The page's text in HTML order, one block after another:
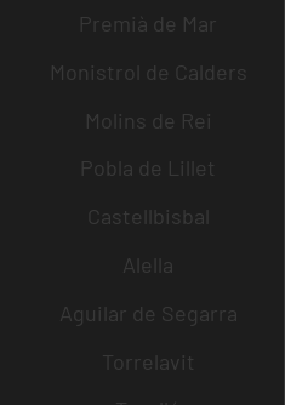
Premià de Mar
Monistrol de Calders
Molins de Rei
Pobla de Lillet
Castellbisbal
Alella
Aguilar de Segarra
Torrelavit